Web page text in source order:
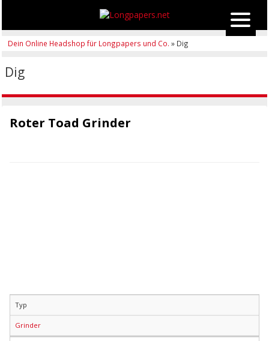
Dein Online Headshop für Longpapers und Co. » Dig
Dig
Roter Toad Grinder
Typ
Grinder